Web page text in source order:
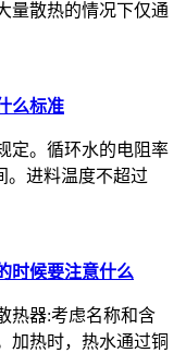
量散热的情况下仅通
么标准
定。循环水的电阻率
。进料温度不超过
时候要注意什么
热器:考虑名称和含
加热时，热水通过铜